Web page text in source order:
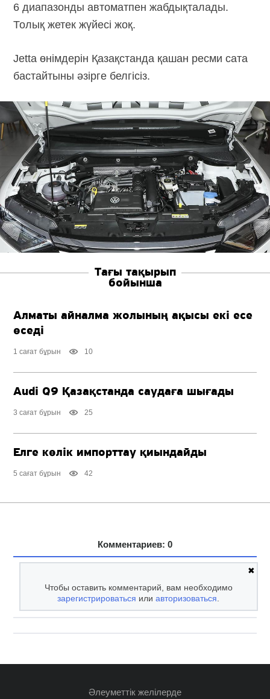
6 диапазонды автоматпен жабдықталады.
Толық жетек жүйесі жоқ.
Jetta өнімдерін Қазақстанда қашан ресми сата
бастайтыны әзірге белгісіз.
Тағы тақырып
бойынша
Алматы айналма жолының ақысы екі есе
өседі
1 сағат бұрын 10
Audi Q9 Қазақстанда саудаға шығады
3 сағат бұрын 25
Елге көлік импорттау қиындайды
5 сағат бұрын 42
Комментариев: 0
✖
Чтобы оставить комментарий, вам необходимо
зарегистрироваться илиавторизоваться
Әлеуметтік желілерде